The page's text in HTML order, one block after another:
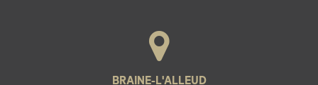
BRAINE-L'ALLEUD